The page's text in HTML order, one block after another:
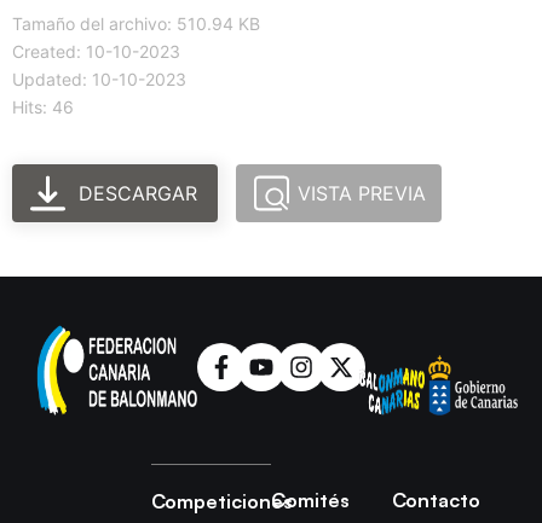
Tamaño del archivo: 510.94 KB
Created: 10-10-2023
Updated: 10-10-2023
Hits: 46
DESCARGAR VISTA PREVIA
CompeticionesComités
Contacto